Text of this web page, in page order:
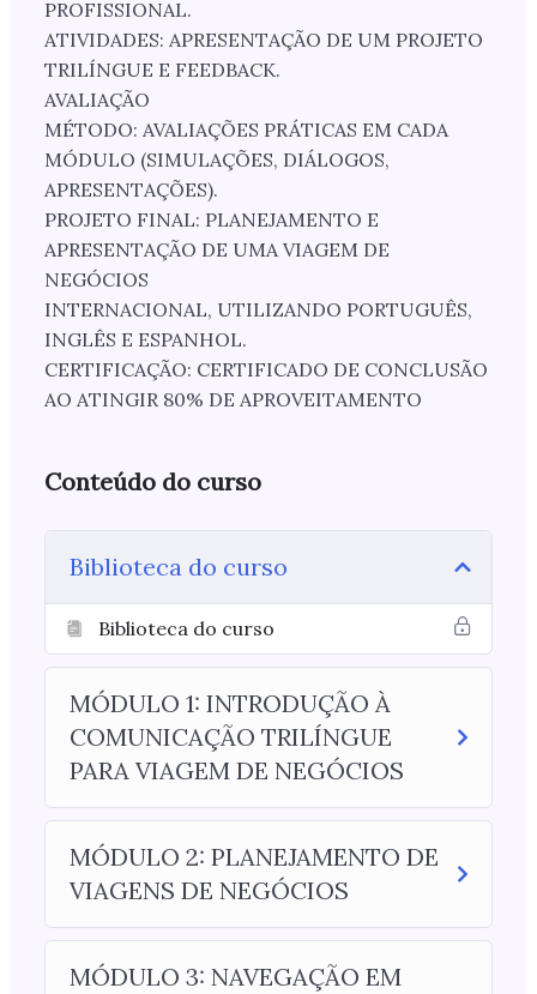
PROFISSIONAL.
ATIVIDADES: APRESENTAÇÃO DE UM PROJETO
TRILÍNGUE E FEEDBACK.
AVALIAÇÃO
MÉTODO: AVALIAÇÕES PRÁTICAS EM CADA
MÓDULO (SIMULAÇÕES, DIÁLOGOS,
APRESENTAÇÕES).
PROJETO FINAL: PLANEJAMENTO E
APRESENTAÇÃO DE UMA VIAGEM DE
NEGÓCIOS
INTERNACIONAL, UTILIZANDO PORTUGUÊS,
INGLÊS E ESPANHOL.
CERTIFICAÇÃO: CERTIFICADO DE CONCLUSÃO
AO ATINGIR 80% DE APROVEITAMENTO
Conteúdo do curso
Biblioteca do curso
Biblioteca do curso
MÓDULO 1: INTRODUÇÃO À
COMUNICAÇÃO TRILÍNGUE
PARA VIAGEM DE NEGÓCIOS
MÓDULO 2: PLANEJAMENTO DE
VIAGENS DE NEGÓCIOS
MÓDULO 3: NAVEGAÇÃO EM